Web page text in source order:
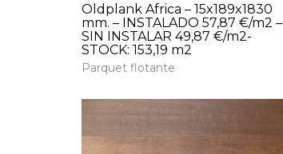
Oldplank Africa – 15x189x1830
mm. – INSTALADO 57,87 €/m2 –
SIN INSTALAR 49,87 €/m2-
STOCK: 153,19 m2
Parquet flotante